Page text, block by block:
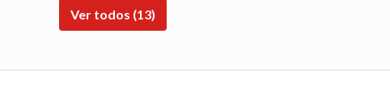
Ver todos (13)